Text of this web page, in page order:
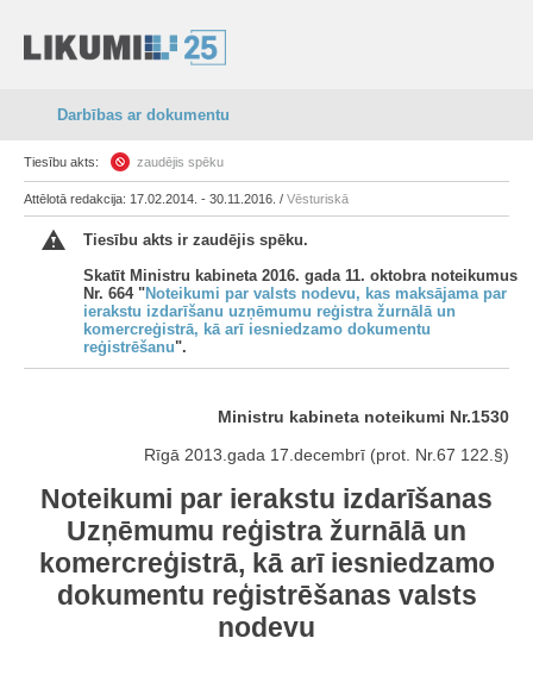
Darbības ar dokumentu
Tiesību akts: zaudējis spēku
Attēlotā redakcija: 17.02.2014. - 30.11.2016. / Vēsturiskā
Tiesību akts ir zaudējis spēku.
Skatīt Ministru kabineta 2016. gada 11. oktobra noteikumus
Nr. 664 "Noteikumi par valsts nodevu, kas maksājama par
ierakstu izdarīšanu uzņēmumu reģistra žurnālā un
komercreģistrā, kā arī iesniedzamo dokumentu
reģistrēšanu".
Ministru kabineta noteikumi Nr.1530
Rīgā 2013.gada 17.decembrī (prot. Nr.67 122.§)
Noteikumi par ierakstu izdarīšanas
Uzņēmumu reģistra žurnālā un
komercreģistrā, kā arī iesniedzamo
dokumentu reģistrēšanas valsts
nodevu